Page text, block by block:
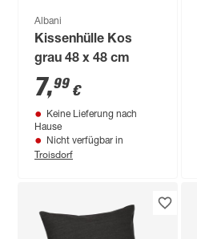
Albani
Kissenhülle Kos
grau 48 x 48 cm
7,99 €
Keine Lieferung nach
Hause
Nicht verfügbar in
Troisdorf